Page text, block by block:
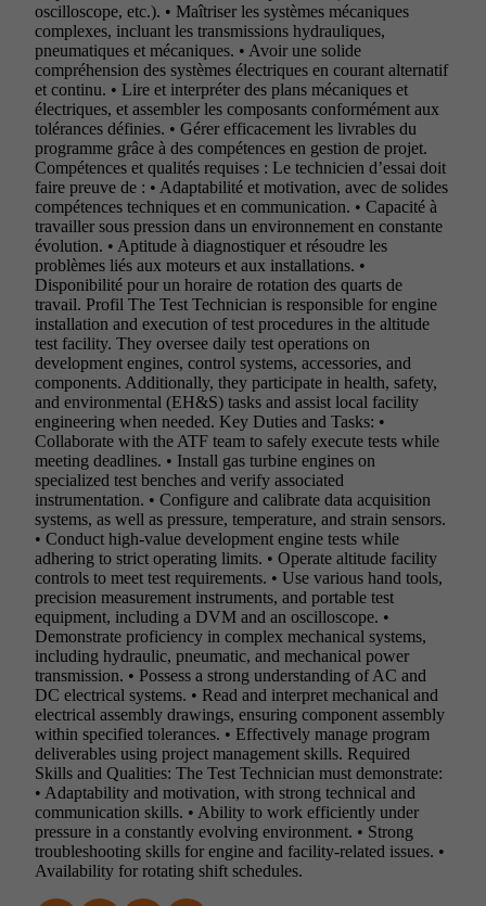
oscilloscope, etc.). • Maîtriser les systèmes mécaniques
complexes, incluant les transmissions hydrauliques,
pneumatiques et mécaniques. • Avoir une solide
compréhension des systèmes électriques en courant alternatif
et continu. • Lire et interpréter des plans mécaniques et
électriques, et assembler les composants conformément aux
tolérances définies. • Gérer efficacement les livrables du
programme grâce à des compétences en gestion de projet.
Compétences et qualités requises : Le technicien d’essai doit
faire preuve de : • Adaptabilité et motivation, avec de solides
compétences techniques et en communication. • Capacité à
travailler sous pression dans un environnement en constante
évolution. • Aptitude à diagnostiquer et résoudre les
problèmes liés aux moteurs et aux installations. •
Disponibilité pour un horaire de rotation des quarts de
travail. Profil The Test Technician is responsible for engine
installation and execution of test procedures in the altitude
test facility. They oversee daily test operations on
development engines, control systems, accessories, and
components. Additionally, they participate in health, safety,
and environmental (EH&S) tasks and assist local facility
engineering when needed. Key Duties and Tasks: •
Collaborate with the ATF team to safely execute tests while
meeting deadlines. • Install gas turbine engines on
specialized test benches and verify associated
instrumentation. • Configure and calibrate data acquisition
systems, as well as pressure, temperature, and strain sensors.
• Conduct high-value development engine tests while
adhering to strict operating limits. • Operate altitude facility
controls to meet test requirements. • Use various hand tools,
precision measurement instruments, and portable test
equipment, including a DVM and an oscilloscope. •
Demonstrate proficiency in complex mechanical systems,
including hydraulic, pneumatic, and mechanical power
transmission. • Possess a strong understanding of AC and
DC electrical systems. • Read and interpret mechanical and
electrical assembly drawings, ensuring component assembly
within specified tolerances. • Effectively manage program
deliverables using project management skills. Required
Skills and Qualities: The Test Technician must demonstrate:
• Adaptability and motivation, with strong technical and
communication skills. • Ability to work efficiently under
pressure in a constantly evolving environment. • Strong
troubleshooting skills for engine and facility-related issues. •
Availability for rotating shift schedules.